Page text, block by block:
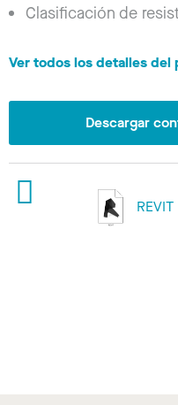
Clasificación de
Ver todos los detalles del
Descargar
REVIT